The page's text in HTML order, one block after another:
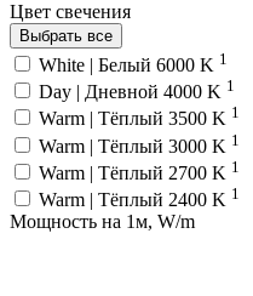
Цвет свечения
Выбрать все
White | Белый 6000 K 1
Day | Дневной 4000 K 1
Warm | Тёплый 3500 K 1
Warm | Тёплый 3000 K 1
Warm | Тёплый 2700 K 1
Warm | Тёплый 2400 K 1
Мощность на 1м, W/m